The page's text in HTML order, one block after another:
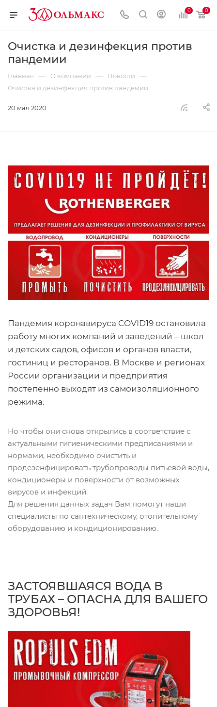
0 0
Очистка и дезинфекция против
пандемии
Главная — О компании — Новости —
Очистка и дезинфекция против пандемии
20 мая 2020
Пандемия коронавируса COVID19 остановила
работу многих компаний и заведений – школ
и детских садов, офисов и органов власти,
гостиниц и ресторанов. В Москве и регионах
России организации и предприятия
постепенно выходят из самоизоляционного
режима.
Но чтобы они снова открылись в соответствие с
актуальными гигиеническими предписаниями и
нормами, необходимо очистить и
продезенфицировать трубопроводы питьевой воды,
кондиционеры и поверхности от возможных
вирусов и инфекций.
Для решения данных задач Вам помогут наши
специалисты по сантехническому, отопительному
оборудованию и кондиционированию.
ЗАСТОЯВШАЯСЯ ВОДА В
ТРУБАХ – ОПАСНА ДЛЯ ВАШЕГО
ЗДОРОВЬЯ!